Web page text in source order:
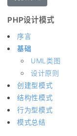
PHP设计模式
序言
基础
UML类图
设计原则
创建型模式
结构性模式
行为型模式
模式总结